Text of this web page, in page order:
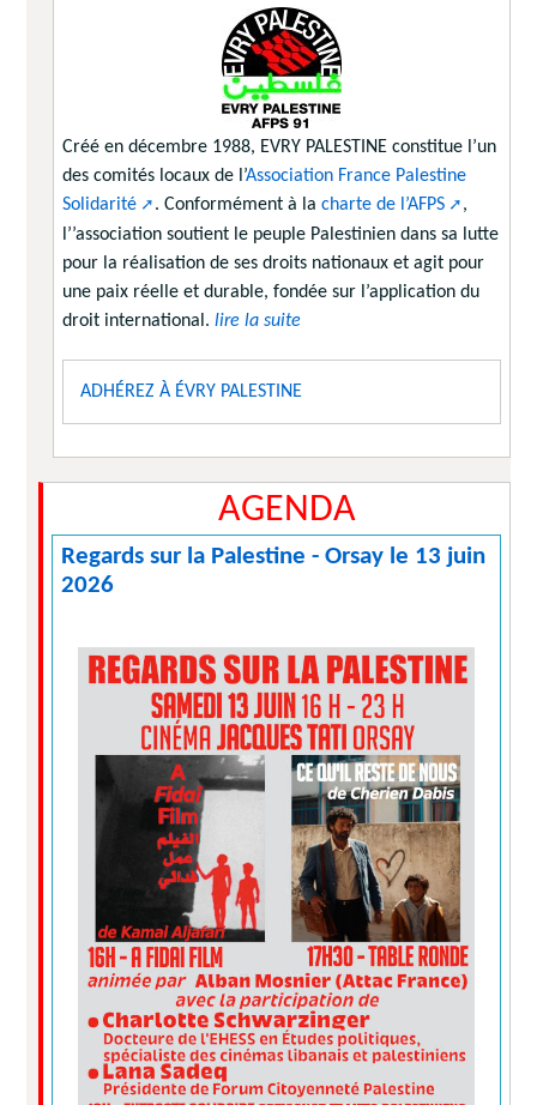
Créé en décembre 1988, EVRY PALESTINE constitue l’un
des comités locaux de l’Association France Palestine
Solidarité
. Conformément à la charte de l’AFPS
,
l’’association soutient le peuple Palestinien dans sa lutte
pour la réalisation de ses droits nationaux et agit pour
une paix réelle et durable, fondée sur l’application du
droit international. lire la suite
ADHÉREZ À ÉVRY PALESTINE
AGENDA
Regards sur la Palestine - Orsay le 13 juin
2026